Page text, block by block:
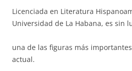
Licenciada en Literatura
Universidad de La Habana, es sin
una de las figuras más
actual.